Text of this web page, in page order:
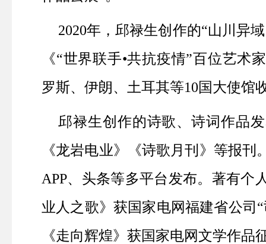
2020年，邱禄生创作的“山川异
《“世界联手•共抗疫情”百位艺术
罗斯、伊朗、土耳其等10国大使馆
邱禄生创作的诗歌、诗词作品
《龙岩电业》《诗歌月刊》等报
APP、头条等多平台发布。著有个
业人之歌》获国家电网福建省公司
《走向辉煌》获国家电网文学作品